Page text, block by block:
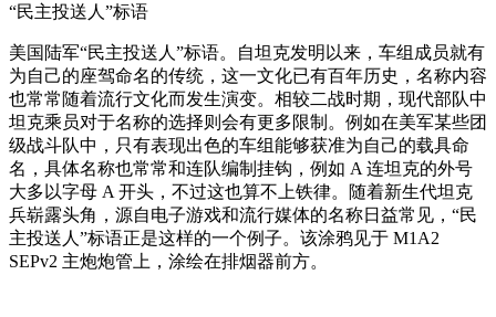
“民主投送人”标语
美国陆军“民主投送人”标语。自坦克发明以来，车组成员就有
为自己的座驾命名的传统，这一文化已有百年历史，名称内容
也常常随着流行文化而发生演变。相较二战时期，现代部队中
坦克乘员对于名称的选择则会有更多限制。例如在美军某些团
级战斗队中，只有表现出色的车组能够获准为自己的载具命
名，具体名称也常常和连队编制挂钩，例如 A 连坦克的外号
大多以字母 A 开头，不过这也算不上铁律。随着新生代坦克
兵崭露头角，源自电子游戏和流行媒体的名称日益常见，“民
主投送人”标语正是这样的一个例子。该涂鸦见于 M1A2
SEPv2 主炮炮管上，涂绘在排烟器前方。